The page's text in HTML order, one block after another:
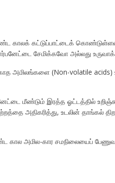
காலக் கட்டுப்பாட்டைக்
சேமிக்கவோ அல்லது
அமிலங்களை (Non-volatile acids)
மீண்டும் இரத்த ஓட்டத்தில்
அதிகரித்து, உடலின் தாங்கல்
கால அமில-கார சமநிலையைப்